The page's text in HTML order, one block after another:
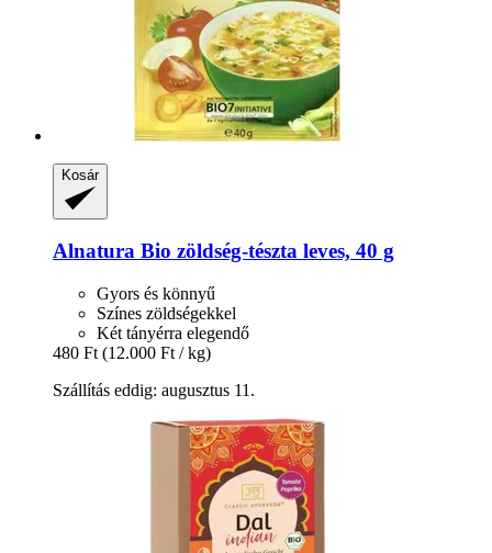
Kosár
Alnatura Bio zöldség-​tészta leves, 40 g
Gyors és könnyű
Színes zöldségekkel
Két tányérra elegendő
480 Ft (12.000 Ft / kg)
Szállítás eddig: augusztus 11.